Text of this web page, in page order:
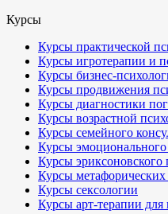
Курсы
Курсы практической
Курсы игротерапии и
Курсы бизнес-
Курсы продвижения
Курсы диагностики
Курсы возрастной
Курсы семейного
Курсы эмоционального
Курсы эриксоновского
Курсы
Курсы сексологии
Курсы арт-терапии для